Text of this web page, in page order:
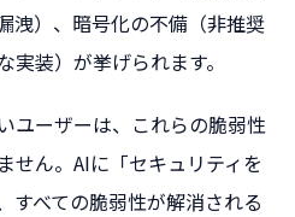
洩）、暗号化の不備（非推奨
装）が挙げられます。
ユーザーは、これらの脆弱性
せん。AIに「セキュリティを
すべての脆弱性が解消される